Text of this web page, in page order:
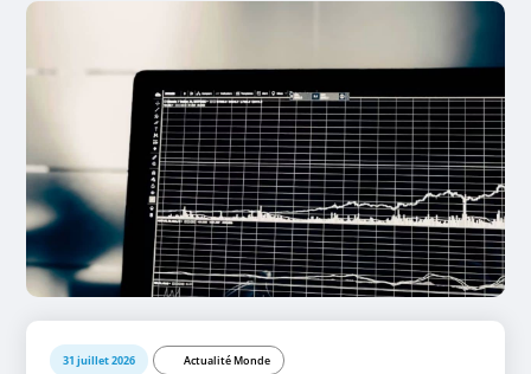
31 juillet 2026 Actualité Monde